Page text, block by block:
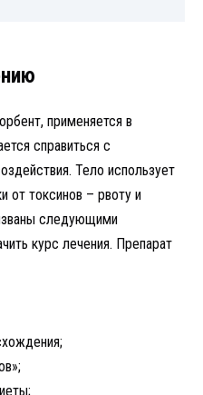
применяется в
справиться с
Тело использует
от токсинов – рвоту и
следующими
курс лечения. Препарат